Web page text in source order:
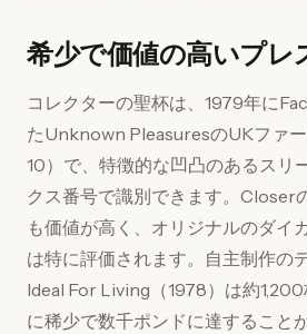
希少で価値の高いプレ
コレクターの聖杯は、1979年に
たUnknown PleasuresのUKファ
10）で、特徴的な凹凸のあるスリ
クス番号で識別できます。Closer
も価値が高く、オリジナルのダイ
は特に評価されます。自主制作の
Ideal For Living（1978）は約
に稀少で数千ポンドに達すること